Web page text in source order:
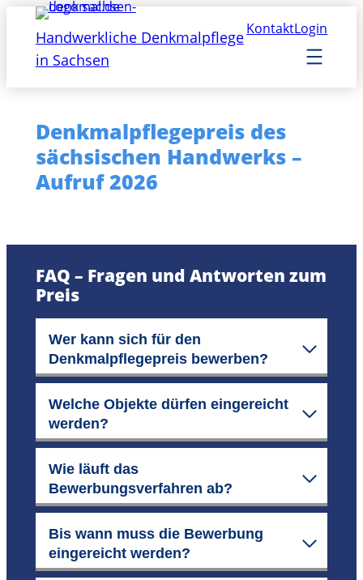
Inhalt
springen
KontaktLogin
Handwerkliche Denkmalpflege
in Sachsen
Denkmalpflegepreis des
sächsischen Handwerks –
Aufruf 2026
FAQ – Fragen und Antworten zum
Preis
Wer kann sich für den
Denkmalpflegepreis bewerben?
Welche Objekte dürfen eingereicht
werden?
Wie läuft das
Bewerbungsverfahren ab?
Bis wann muss die Bewerbung
eingereicht werden?